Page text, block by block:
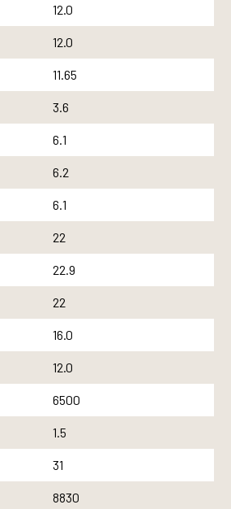
12.0
12.0
11.65
3.6
6.1
6.2
6.1
22
22.9
22
16.0
12.0
6500
1.5
31
8830